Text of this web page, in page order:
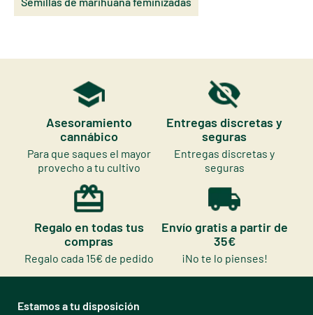
Asesoramiento
cannábico
Para que saques el mayor
provecho a tu cultivo
Entregas discretas y
seguras
Entregas discretas y
seguras
Regalo en todas tus
compras
Regalo cada 15€ de pedido
Envío gratis a partir de
35€
¡No te lo pienses!
Estamos a tu disposición